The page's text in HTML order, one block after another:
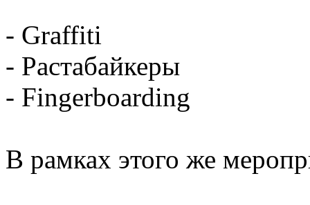
- Graffiti
- Растабайкеры
- Fingerboarding
В рамках этого же